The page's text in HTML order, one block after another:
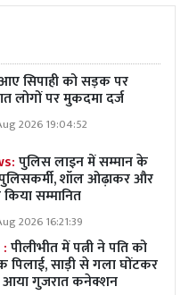
सिपाही को सड़क पर
लोगों पर मुकदमा दर्ज
2026 19:04:52
पुलिस लाइन में सम्मान के
शॉल ओढ़ाकर और
सम्मानित
2026 16:21:39
पीलीभीत में पत्नी ने पति को
पिलाई, साड़ी से गला घोंटकर
आया गुजरात कनेक्शन